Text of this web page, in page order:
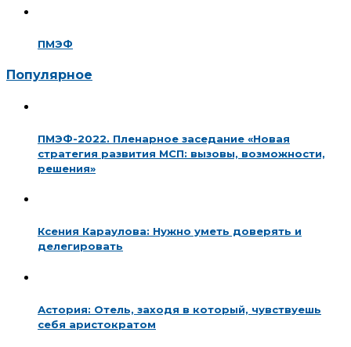
ПМЭФ
Популярное
ПМЭФ-2022. Пленарное заседание «Новая
стратегия развития МСП: вызовы, возможности,
решения»
Ксения Караулова: Нужно уметь доверять и
делегировать
Астория: Отель, заходя в который, чувствуешь
себя аристократом